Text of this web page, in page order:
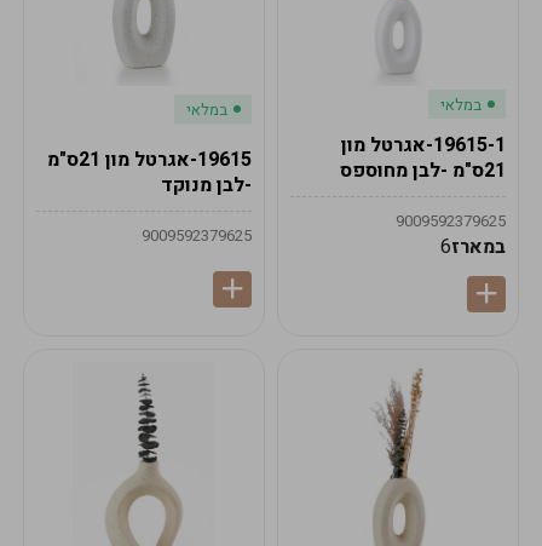
במלאי
19615-1-אגרטל מון
21ס"מ -לבן מחוספס
9009592379625
במארז6
במלאי
19615-אגרטל מון 21ס"מ
-לבן מנוקד
9009592379625